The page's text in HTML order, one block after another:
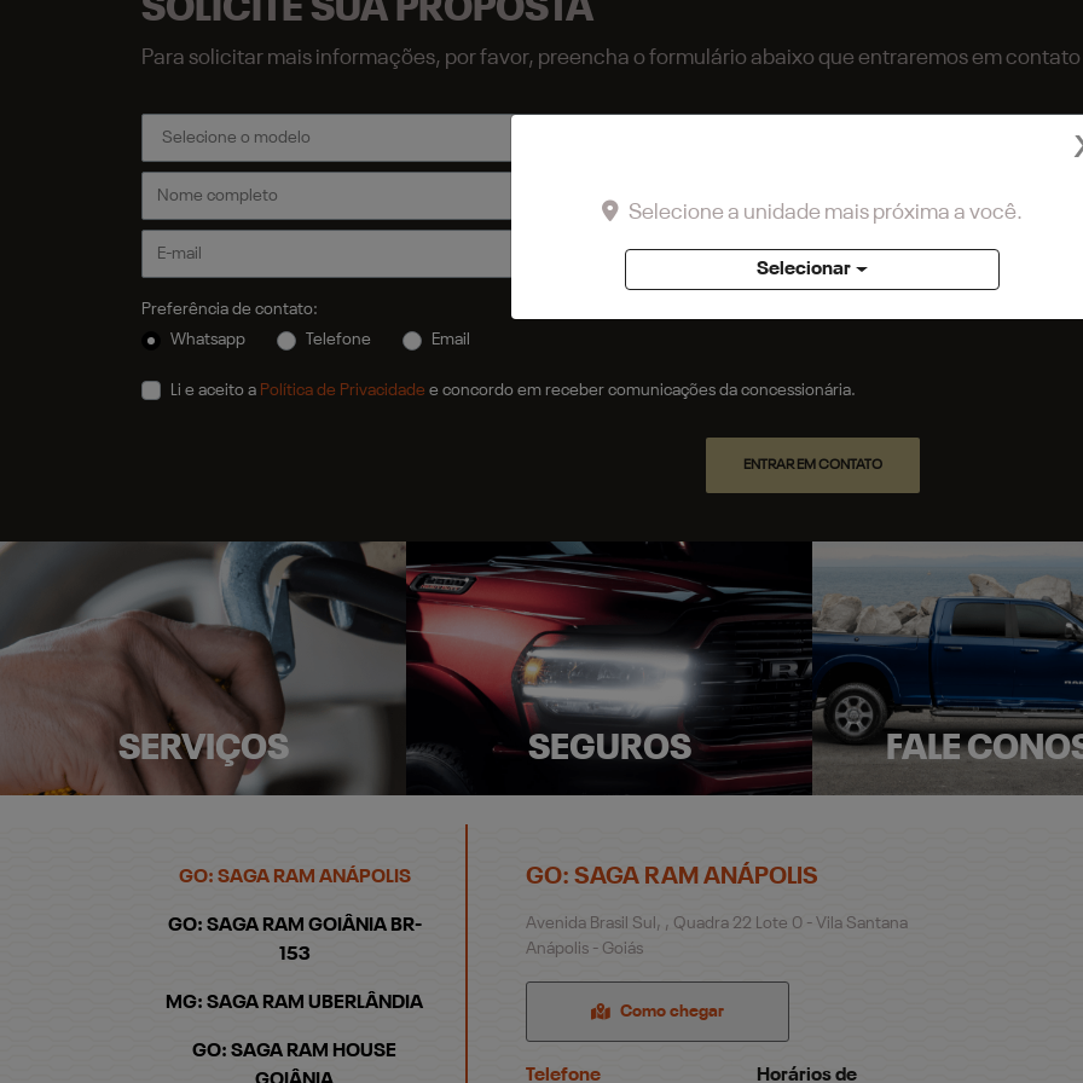
SOLICITE SUA PROPOSTA
Para solicitar mais informações, por favor, preencha o formulário abaixo que entraremos em
Preferência de contato:
Whatsapp
Telefone Email
Li e aceito a Política de Privacidade e concordo em receber comunicações da concessionária.
ENTRAR EM CONTATO
SERVIÇOS SEGUROS FALE
GO: SAGA RAM ANÁPOLIS
GO: SAGA RAM GOIÂNIA BR-
153
MG: SAGA RAM UBERLÂNDIA
GO: SAGA RAM HOUSE
GO: SAGA RAM ANÁPOLIS
Avenida Brasil Sul, , Quadra 22 Lote 0 - Vila Santana
Anápolis - Goiás
Como chegar
Telefone Horários de
Selecione a unidade mais próxima a você.
Selecionar